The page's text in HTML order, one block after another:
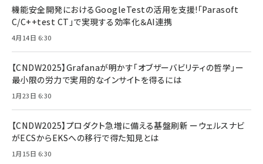
機能安全開発におけるGoogleTestの活用を支援!「Parasoft
C/C++test CT」で実現する効率化＆AI連携
4月14日 6:30
【CNDW2025】Grafanaが明かす「オブザーバビリティの哲学」ー
最小限の労力で実用的なインサイトを得るには
1月23日 6:30
【CNDW2025】プロダクト急増に備える基盤刷新 ーウェルスナビ
がECSからEKSへの移行で得た知見とは
1月15日 6:30